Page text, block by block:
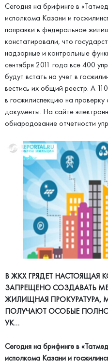
Сегодня на брифинге в
исполкома Казани и
поправки в федеральное
констатировали, что
надзорные и контрольные
сентября 2011 года все 400
будут встать на учет в
вестись их общий реестр. А
в госжилиспекцию на
документы. На сайте
обнародование отчетности
В ЖКХ ГРЯДЕТ НАСТОЯЩАЯ
ЗАПРЕЩЕНО СОЗДАВАТЬ
ЖИЛИЩНАЯ ПРОКУРАТУРА,
ПОЛУЧАЮТ ОСОБЫЕ
УК…
Сегодня на брифинге в
исполкома Казани и